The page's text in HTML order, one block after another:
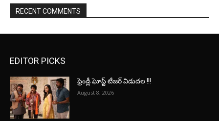
RECENT COMMENTS
EDITOR PICKS
ఫ్రెండ్లీ ఘోస్ట్ టీజర్ విడుదల !!!
August 8, 2026